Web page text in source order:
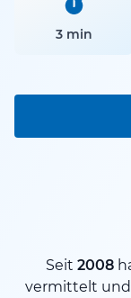
3 min
Seit 2008
vermittelt